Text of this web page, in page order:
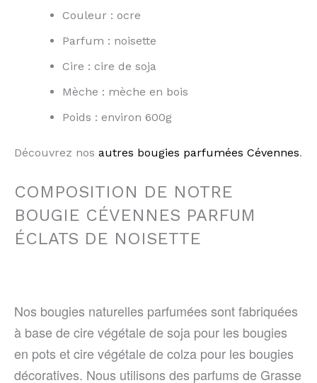
Couleur : ocre
Parfum : noisette
Cire : cire de soja
Mèche : mèche en bois
Poids : environ 600g
Découvrez nos autres bougies parfumées Cévennes.
COMPOSITION DE NOTRE
BOUGIE CÉVENNES PARFUM
ÉCLATS DE NOISETTE
Nos bougies naturelles parfumées sont fabriquées
à base de cire végétale de soja pour les bougies
en pots et cire végétale de colza pour les bougies
décoratives. Nous utilisons des parfums de Grasse